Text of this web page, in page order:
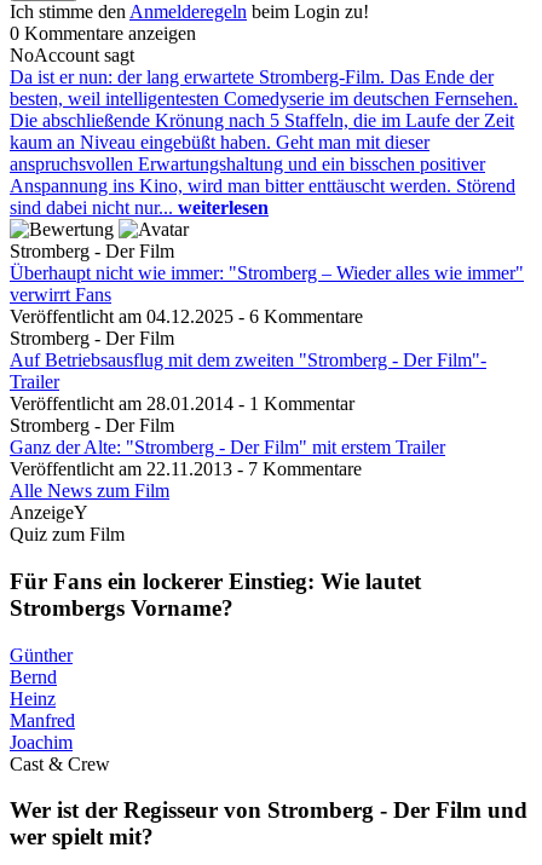
Ich stimme den Anmelderegeln beim Login zu!
0 Kommentare anzeigen
NoAccount sagt
Da ist er nun: der lang erwartete Stromberg-Film. Das Ende der
besten, weil intelligentesten Comedyserie im deutschen Fernsehen.
Die abschließende Krönung nach 5 Staffeln, die im Laufe der Zeit
kaum an Niveau eingebüßt haben. Geht man mit dieser
anspruchsvollen Erwartungshaltung und ein bisschen positiver
Anspannung ins Kino, wird man bitter enttäuscht werden. Störend
sind dabei nicht nur... weiterlesen
Stromberg - Der Film
Überhaupt nicht wie immer: "Stromberg – Wieder alles wie immer"
verwirrt Fans
Veröffentlicht am 04.12.2025 - 6 Kommentare
Stromberg - Der Film
Auf Betriebsausflug mit dem zweiten "Stromberg - Der Film"-
Trailer
Veröffentlicht am 28.01.2014 - 1 Kommentar
Stromberg - Der Film
Ganz der Alte: "Stromberg - Der Film" mit erstem Trailer
Veröffentlicht am 22.11.2013 - 7 Kommentare
Alle News zum Film
AnzeigeY
Quiz zum Film
Für Fans ein lockerer Einstieg: Wie lautet
Strombergs Vorname?
Günther
Bernd
Heinz
Manfred
Joachim
Cast & Crew
Wer ist der Regisseur von Stromberg - Der Film und
wer spielt mit?